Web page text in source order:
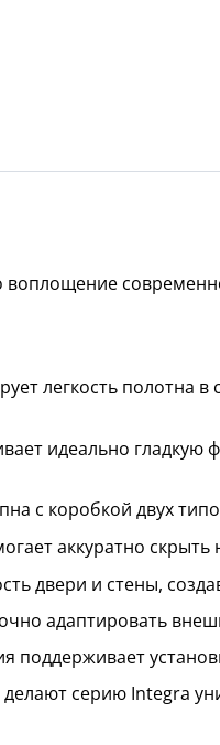
воплощение
легкость полотна
идеально гладкую
с коробкой двух
аккуратно скрыть
двери и стены,
адаптировать
поддерживает
серию Integra